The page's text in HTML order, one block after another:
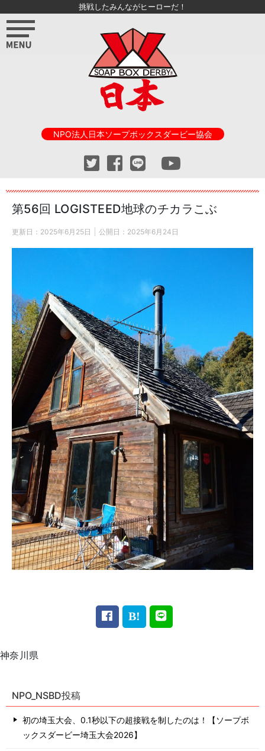
挑戦したみんながヒーローだ！
NPO法人日本ソープボックスダービー協会
第56回 LOGISTEED地球のチカラこぶ
更新日： 2025年6月25日 公開日： 2025年6月24日
神奈川県
NPO_NSBD投稿
初の埼玉大会、0.1秒以下の超接戦を制したのは！【ソープボ
ックスダービー埼玉大会2026】